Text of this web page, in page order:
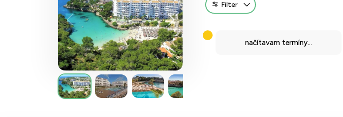
Filter
načítavam termíny...